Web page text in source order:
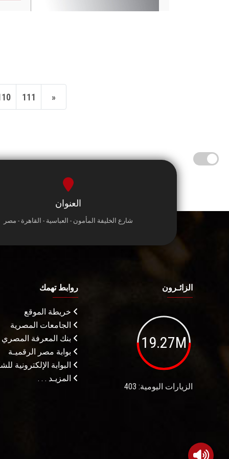
111 »
العنوان
شارع الخليفة المأمون - العباسية - القاهرة - مصر
الزائـرون
19.27M
الزيارات اليومية: 403
روابط تهمك
خريطة الموقع
الجامعات المصرية
بنك المعرفة المصري
بوابة مصر الرقميـة
البوابة الإلكترونية
المزيـد . . .